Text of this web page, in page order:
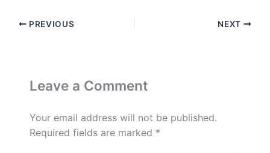
PREVIOUS NEXT
Leave a Comment
Your email address will not be published.
Required fields are marked *